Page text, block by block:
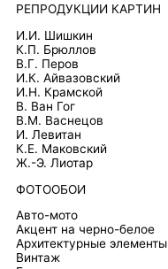
РЕПРОДУКЦИИ КАРТИН
И.И. Шишкин
К.П. Брюллов
В.Г. Перов
И.К. Айвазовский
И.Н. Крамской
В. Ван Гог
В.М. Васнецов
И. Левитан
К.Е. Маковский
Ж.-Э. Лиотар
ФОТООБОИ
Авто-мото
Акцент на черно-белое
Архитектурные элементы
Винтаж